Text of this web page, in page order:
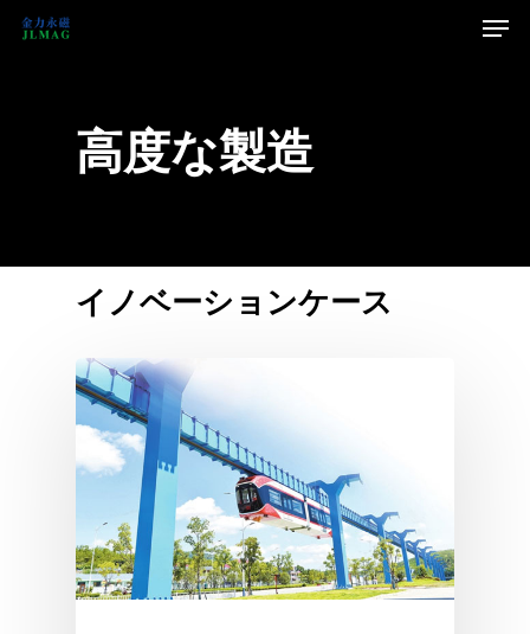
高度な製造
イノベーションケース